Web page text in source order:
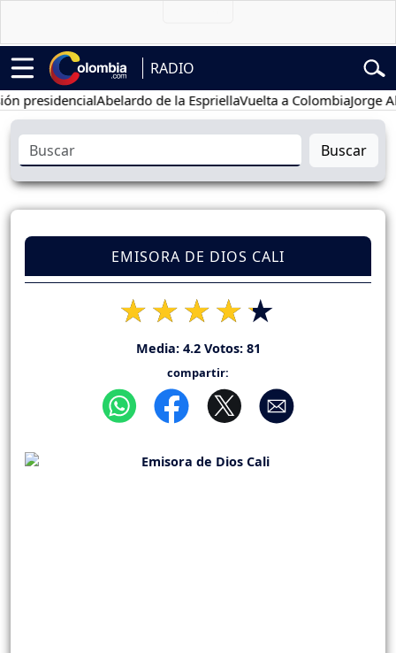
RADIO
Abelardo de la EspriellaVuelta a ColombiaJorge
Buscar
EMISORA DE DIOS CALI
Media: 4.2Votos: 81
compartir: